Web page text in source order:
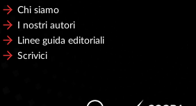
Chi siamo
I nostri autori
Linee guida editoriali
Scrivici